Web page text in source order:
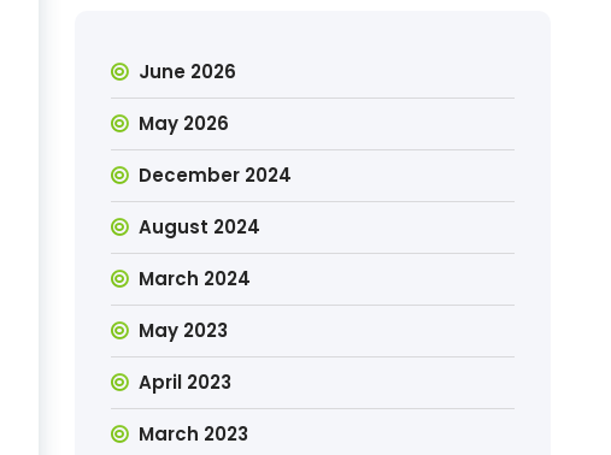
June 2026
May 2026
December 2024
August 2024
March 2024
May 2023
April 2023
March 2023